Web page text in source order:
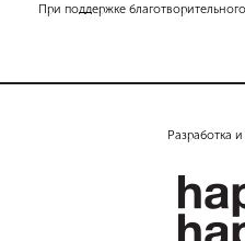
При поддержке
Разработка